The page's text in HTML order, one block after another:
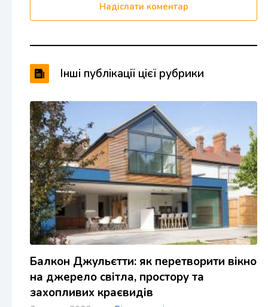
Надіслати коментар
Інші публікації цієї рубрики
Балкон Джульєтти: як перетворити вікно
на джерело світла, простору та
захопливих краєвидів